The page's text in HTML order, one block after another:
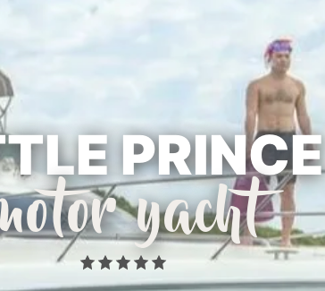
PRINCE
yacht